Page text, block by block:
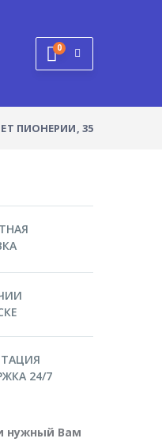
0
ПИОНЕРИИ, 35
24/7
нужный Вам